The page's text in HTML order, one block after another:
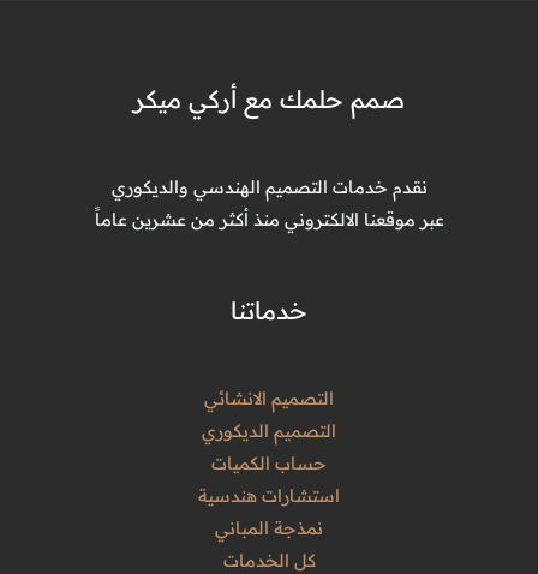
صمم حلمك مع أركي ميكر
نقدم خدمات التصميم الهندسي والديكوري
عبر موقعنا الالكتروني منذ أكثر من عشرين عاماً
خدماتنا
التصميم الانشائي
التصميم الديكوري
حساب الكميات
استشارات هندسية
نمذجة المباني
كل الخدمات